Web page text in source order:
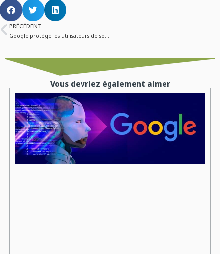
PRÉCÉDENT
Vous devriez également aimer